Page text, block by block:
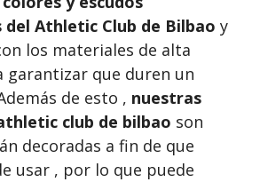
Athletic Club de Bilbao y
los materiales de alta
garantizar que duren un
de esto , nuestras
club de bilbao son
decoradas a fin de que
usar , por lo que puede